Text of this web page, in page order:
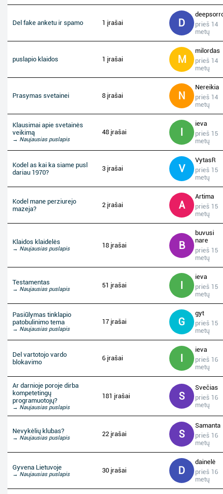
Del fake anketu ir spamo 1 įrašai D
prieš 14
metų
puslapio klaidos 1 įrašai M
milordas
prieš 14
metų
Prasymas svetainei 8 įrašai N
Nereikia
prieš 14
metų
Klausimai apie svetainės
veikimą
→ Naujausias puslapis
48 įrašai I
ieva
prieš 15
metų
Kodel as kai ka siame pusl
dariau 1970?
3 įrašai V
VytasR
prieš 15
metų
Kodel mane perziurejo
mazeja?
2 įrašai A
Artima
prieš 15
metų
Klaidos klaidelės
→ Naujausias puslapis 18 įrašai B
buvusi
nare
prieš 15
metų
Testamentas
→ Naujausias puslapis
51 įrašai I
ieva
prieš 15
metų
Pasiūlymas tinklapio
patobulinimo tema
→ Naujausias puslapis
17 įrašai G
gyt
prieš 15
metų
Del vartotojo vardo
blokavimo
6 įrašai I
ieva
prieš 16
metų
Ar darnioje poroje dirba
kompetetingų
programuotojų?
→ Naujausias puslapis
181 įrašai S
Svečias
prieš 16
metų
Nevykėlių klubas?
→ Naujausias puslapis
22 įrašai S
Samanta
prieš 16
metų
Gyvena Lietuvoje
→ Naujausias puslapis
30 įrašai D
dainelė
prieš 16
metų